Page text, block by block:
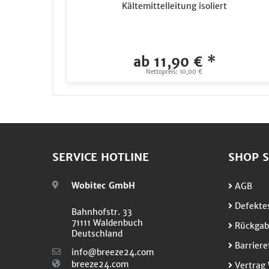
Kältemittelleitung isoliert
ab 11,90 € *
Nettopreis: 10,00 €
SERVICE HOTLINE
Wobitec GmbH
Bahnhofstr. 33
71111 Waldenbuch
Deutschland
info@breeze24.com
breeze24.com
SHOP
AGB
Vertrag